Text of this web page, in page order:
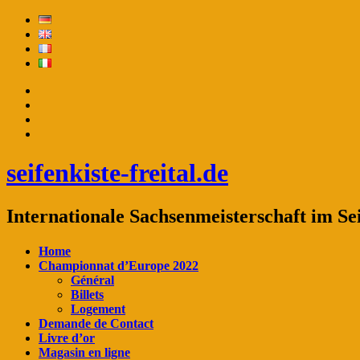
seifenkiste-freital.de
Internationale Sachsenmeisterschaft im
Home
Championnat d’Europe 2022
Général
Billets
Logement
Demande de Contact
Livre d’or
Magasin en ligne